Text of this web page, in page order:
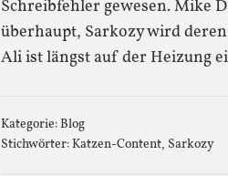
Schreibfehler gewesen. Mike
überhaupt, Sarkozy wird
Ali ist längst auf der Heizung
Kategorie:Blog
Stichwörter:Katzen-Content, Sarkozy